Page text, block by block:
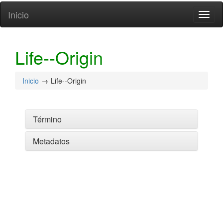
Inicio
Life--Origin
Inicio Life--Origin
Término
Metadatos